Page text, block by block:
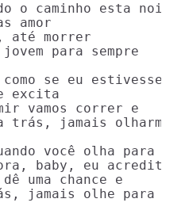
o caminho esta noite
amor
até morrer
para sempre
se eu estivesse
excita
vamos correr e
trás, jamais
você olha para
baby, eu acredito
uma chance e
jamais olhe para